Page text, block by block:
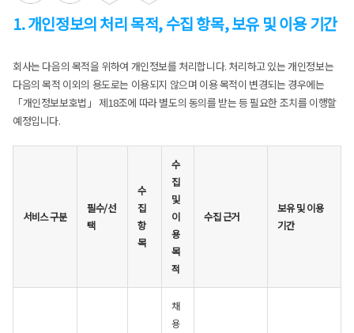
1. 개인정보의 처리 목적, 수집 항목, 보유 및 이용 기간
회사는 다음의 목적을 위하여 개인정보를 처리합니다. 처리하고 있는 개인정보는
다음의 목적 이외의 용도로는 이용되지 않으며 이용 목적이 변경되는 경우에는
「개인정보보호법」 제18조에 따라 별도의 동의를 받는 등 필요한 조치를 이행할
예정입니다.
서비스 구분
필수/선
택
수
집
항
목
수
집
및
이
용
목
적
수집 근거
보유 및 이용
기간
채
용